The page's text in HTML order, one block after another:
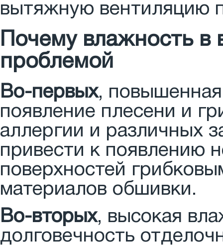
вытяжную вентиляцию
Почему влажность в
проблемой
Во-первых,
появление плесени и
аллергии и различных
привести к появлению
поверхностей
материалов обшивки.
Во-вторых, высокая
долговечность